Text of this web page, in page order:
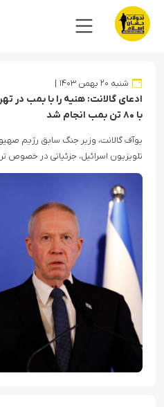
شنبه ۲۰ بهمن ۱۴۰۳
ادعای گالانت: هنیه را با بمب در
با ۸۰ تن بمب انجام شد
تلویزیون اسرائیل، جزئیاتی در خصوص